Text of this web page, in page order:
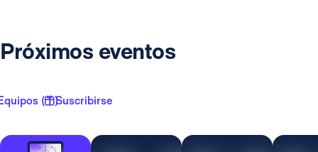
Próximos eventos
( 1 )Suscribirse